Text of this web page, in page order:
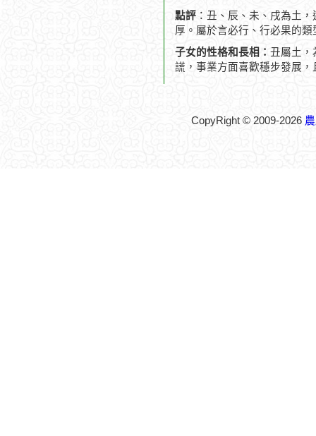
點評 ：丑、辰、未、戌為土
厚。屬於言必行、行必果的
子女的性格和長相： 丑屬土，
謊，事業方面喜歡穩步發展，
CopyRight © 2009-2026